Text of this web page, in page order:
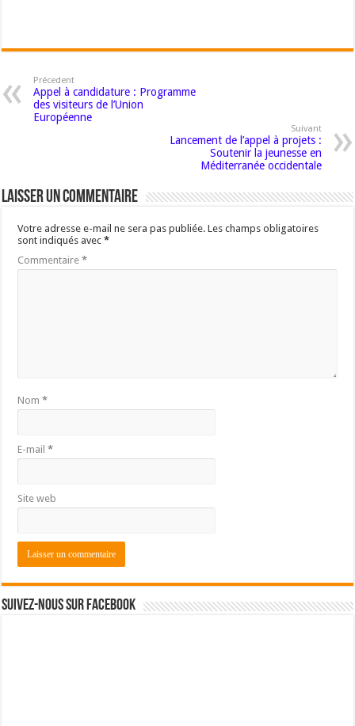
Précedent
Appel à candidature : Programme
des visiteurs de l’Union
Européenne
Suivant
Lancement de l’appel à projets :
Soutenir la jeunesse en
Méditerranée occidentale
Laisser un commentaire
Votre adresse e-mail ne sera pas publiée. Les champs obligatoires
sont indiqués avec*
Commentaire*
Nom*
E-mail*
Site web
Suivez-nous sur Facebook